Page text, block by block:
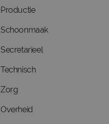
Productie
Schoonmaak
Secretarieel
Technisch
Zorg
Overheid